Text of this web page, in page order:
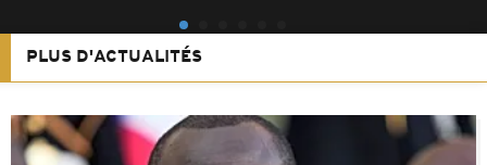
PLUS D'ACTUALITÉS